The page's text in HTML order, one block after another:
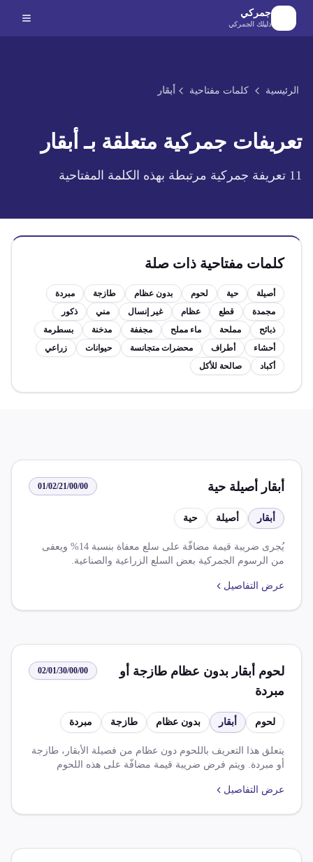
الانتقال إلى المحتوى الرئيسي
جمركي
دليلك الجمركي
الرئيسية كلمات مفتاحية أبقار
تعريفات جمركية متعلقة بـ أبقار
11 تعريفة جمركية مرتبطة بهذه الكلمة المفتاحية
كلمات مفتاحية ذات صلة
أصيلة حية لحوم بدون عظام طازجة
مبردة
مجمدة
قطع عظام غير إنسال مني
ذكور
ذبائح
مملحة ماء مملح مجففة مدخنة
بسطرمة
أحشاء
أطراف محضرات متجانسة حيوانات
زراعي
أكباد
صالحة للأكل
أبقار أصيلة حية 01/02/21/00/00
أبقار أصيلة حية
يُجرى ضريبة قيمة مضافّة على سلع معفاة بنسبة 14% ويعفى
من الرسوم الجمركية بعض السلع الزراعية والصناعية.
عرض التفاصيل
لحوم أبقار بدون عظام طازجة أو
مبردة
02/01/30/00/00
لحوم أبقار بدون عظام طازجة مبردة
يتعلق هذا التعريف باللحوم دون عظام من فصيلة الأبقار، طازجة
أو مبردة. ويتم فرض ضريبة قيمة مضافّة على هذه اللحوم
عرض التفاصيل